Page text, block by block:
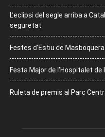
L’eclipsi del segle arriba a
seguretat
Festes d’Estiu de Masboquera
Festa Major de l’Hospitalet de
Ruleta de premis al Parc